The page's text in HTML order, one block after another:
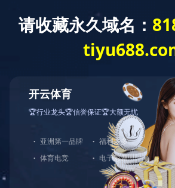
企业文化